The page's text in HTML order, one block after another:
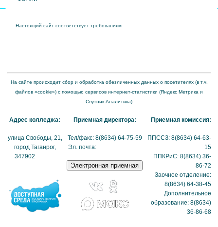
Настоящий сайт соответствует требованиям
На сайте происходит сбор и обработка обезличенных данных о посетителях (в т.ч.
файлов «cookie») с помощью сервисов интернет-статистики (Яндекс Метрика и
Спутник Аналитика)
Адрес колледжа:
улица Свободы, 21,
город Таганрог,
347902
Приемная директора:
Тел/факс: 8(8634) 64-75-59
Эл. почта:
Приемная комиссия:
ППССЗ: 8(8634) 64-63-
15
ППКРиС: 8(8634) 36-
86-72
Заочное отделение:
8(8634) 64-38-45
Дополнительное
образование: 8(8634)
36-86-68